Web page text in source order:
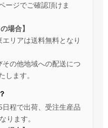
ージでご確認頂けま
場合】
リアは送料無料となり
の他地域への配送につ
します。
程で出荷、受注生産品
ります。